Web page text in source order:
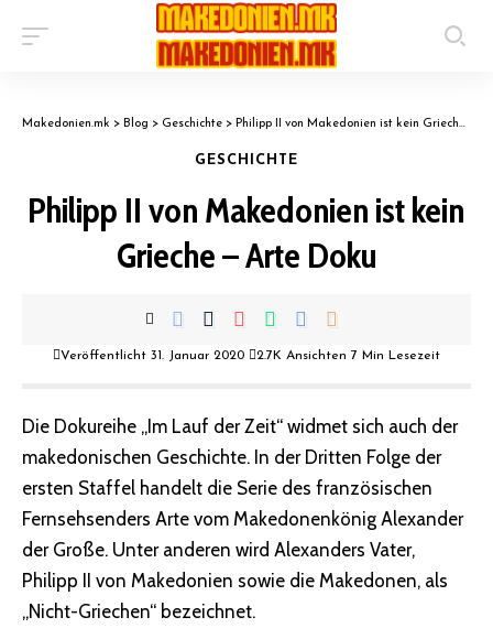
Makedonien.mk > Blog > Geschichte > Philipp II von Makedonien ist kein Grieche – Arte Doku
GESCHICHTE
Philipp II von Makedonien ist kein
Grieche – Arte Doku
Veröffentlicht 31. Januar 2020 2.7K Ansichten 7 Min Lesezeit
Die Dokureihe „Im Lauf der Zeit“ widmet sich auch der
makedonischen Geschichte. In der Dritten Folge der
ersten Staffel handelt die Serie des französischen
Fernsehsenders Arte vom Makedonenkönig Alexander
der Große. Unter anderen wird Alexanders Vater,
Philipp II von Makedonien sowie die Makedonen, als
„Nicht-Griechen“ bezeichnet.